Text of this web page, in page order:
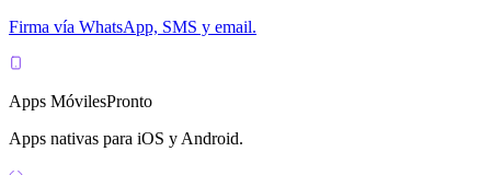
Firma vía WhatsApp, SMS y email.
Apps MóvilesPronto
Apps nativas para iOS y Android.